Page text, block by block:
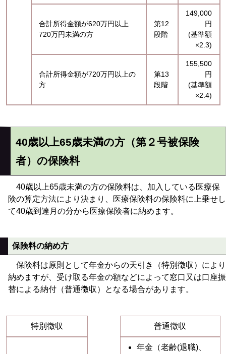
合計所得金額が620万円以上
720万円未満の方
第12
段階
149,000
円
(基準額
×2.3)
合計所得金額が720万円以上の
方
第13
段階
155,500
円
(基準額
×2.4)
40歳以上65歳未満の方（第２号被保険
者）の保険料
40歳以上65歳未満の方の保険料は、加入している医療保
険の算定方法により決まり、医療保険料の保険料に上乗せし
て40歳到達月の分から医療保険者に納めます。
保険料の納め方
保険料は原則として年金からの天引き（特別徴収）により
納めますが、受け取る年金の額などによって窓口又は口座振
替による納付（普通徴収）となる場合があります。
特別徴収 普通徴収
年金（老齢(退職)、